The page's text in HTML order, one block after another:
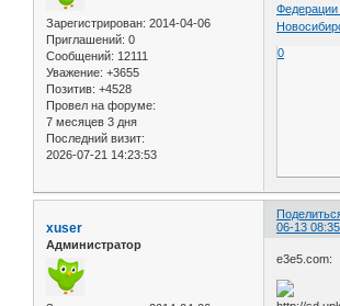
Зарегистрирован: 2014-04-06
Приглашений: 0
Сообщений: 12111
Уважение: +3655
Позитив: +4528
Провел на форуме:
7 месяцев 3 дня
Последний визит:
2026-07-21 14:23:53
0
06-13
xuser
Администратор
e3e5.com: